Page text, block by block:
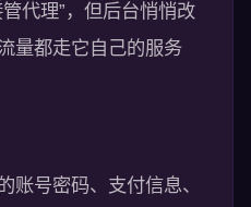
代理”，但后台悄悄改
量都走它自己的服务
账号密码、支付信息、